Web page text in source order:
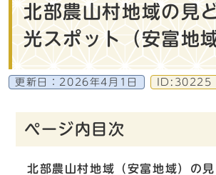
北部農山村地域の見
光スポット（安富地
更新日： 2026年4月1日 ID:30225
ページ内目次
北部農山村地域（安富地域）の